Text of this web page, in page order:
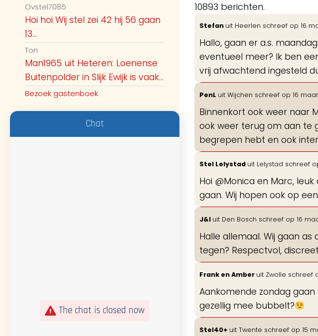
10893 berichten.
Stefan uit Heerlen schreef op 16
Hallo, gaan er a.s.
eventueel meer? Ik ben
vrij afwachtend ingesteld
PenL uit Wijchen schreef op 16
Binnenkort ook weer naar
ook weer terug om aan te
begrepen hebt en ook
Stel Lelystad uit Lelystad schreef
Hoi @Monica en Marc,
gaan. Wij hopen ook op
J&I uit Den Bosch schreef op 16
Halle allemaal. Wij gaan
tegen? Respectvol,
Frank en Amber uit Zwolle schreef
Aankomende zondag
gezellig mee bubbelt?
Stel40+ uit Twente schreef op 15
Ovstel7085
Hoi hoi Wij stel zei 42 hij 56 gaan
13...
Ton
Man1965 uit Heteren: Loenense
Buitenpolder in Slijk Ewijk is vaak...
Bezoek gastenboek
Chat
The chat is closed now